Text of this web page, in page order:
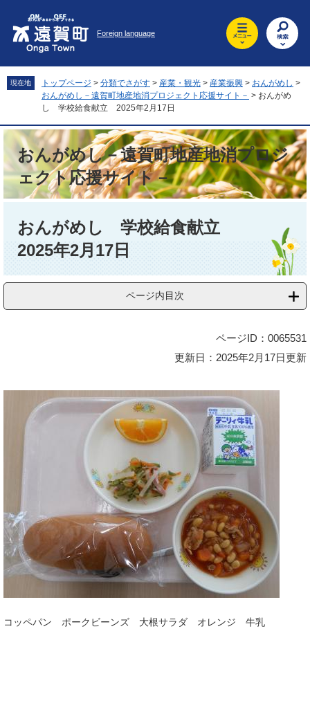
先
頭
。
を
飛
て
へ
Foreign language
現在地 トップページ > 分類でさがす > 産業・観光 > 産業振興 > おんがめし >
おんがめし－遠賀町地産地消プロジェクト応援サイト－ > おんがめ
し 学校給食献立 2025年2月17日
おんがめし－遠賀町地産地消プロジ
ェクト応援サイト－
おんがめし 学校給食献立
2025年2月17日
ページ内目次
ページID：0065531
更新日：2025年2月17日更新
コッペパン ポークビーンズ 大根サラダ オレンジ 牛乳